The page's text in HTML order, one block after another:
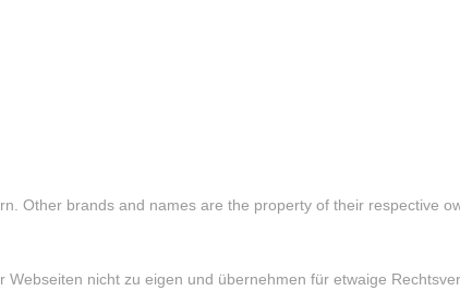
Other brands and names are the property of their respective
nicht zu eigen und übernehmen für etwaige